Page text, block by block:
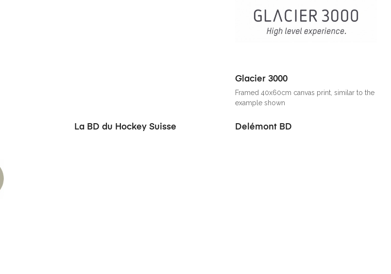
Glacier 3000
Framed 40x60cm canvas print, similar to the
example shown
La BD du Hockey Suisse Delémont BD